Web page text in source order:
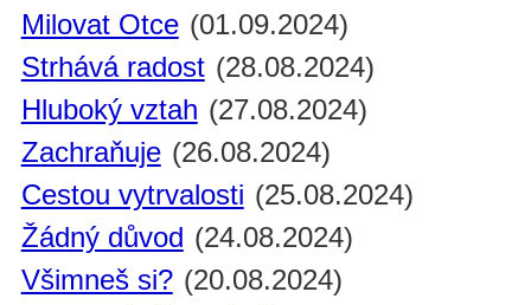
Milovat Otce (01.09.2024)
Strhává radost (28.08.2024)
Hluboký vztah (27.08.2024)
Zachraňuje (26.08.2024)
Cestou vytrvalosti (25.08.2024)
Žádný důvod (24.08.2024)
Všimneš si? (20.08.2024)